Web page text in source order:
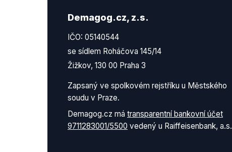
Demagog.cz, z.s.
IČO: 05140544
se sídlem Roháčova 145/14
Žižkov, 130 00 Praha 3
Zapsaný ve spolkovém rejstříku u Městského
soudu v Praze.
Demagog.cz má transparentní bankovní účet
9711283001/5500 vedený u Raiffeisenbank, a.s.